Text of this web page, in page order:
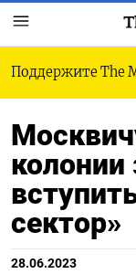
Поддержите The
сектор»
28.06.2023